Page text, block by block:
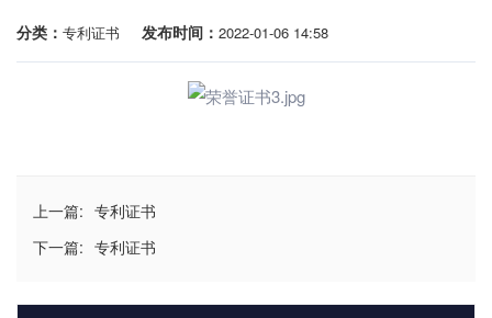
分类： 专利证书 发布时间： 2022-01-06 14:58
上一篇: 专利证书
下一篇: 专利证书